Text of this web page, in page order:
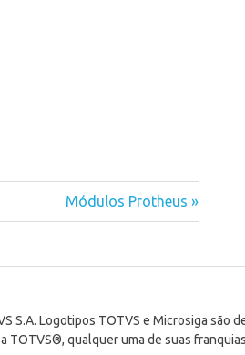
Next
Post:
Módulos Protheus
Logotipos TOTVS e Microsiga são
qualquer uma de suas